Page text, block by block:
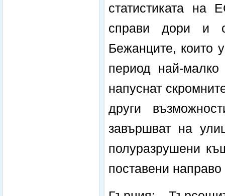
статистиката
справи дори и
Бежанците, които
период най-
напуснат
други
завършват на
полуразрушени
поставени